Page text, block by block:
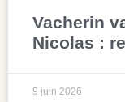
Vacherin
Nicolas :
9 juin 2026